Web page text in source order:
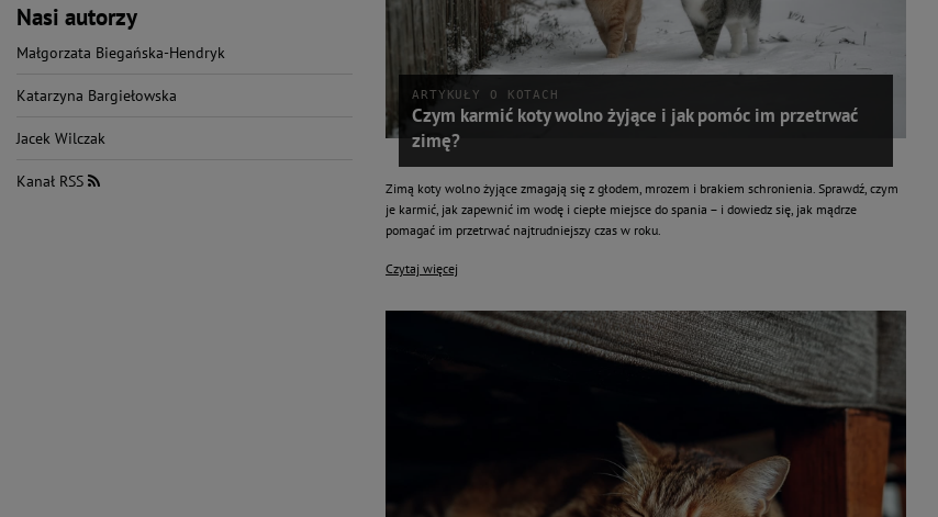
Nasi autorzy
Małgorzata Biegańska-Hendryk
Katarzyna Bargiełowska
Jacek Wilczak
Kanał RSS
ARTYKUŁY O KOTACH
Czym karmić koty wolno żyjące i jak pomóc im przetrwać
zimę?
Zimą koty wolno żyjące zmagają się z głodem, mrozem i brakiem schronienia. Sprawdź, czym
je karmić, jak zapewnić im wodę i ciepłe miejsce do spania – i dowiedz się, jak mądrze
pomagać im przetrwać najtrudniejszy czas w roku.
Czytaj więcej